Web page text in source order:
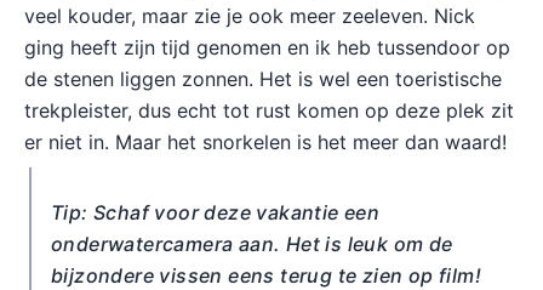
veel kouder, maar zie je ook meer zeeleven. Nick
ging heeft zijn tijd genomen en ik heb tussendoor op
de stenen liggen zonnen. Het is wel een toeristische
trekpleister, dus echt tot rust komen op deze plek zit
er niet in. Maar het snorkelen is het meer dan waard!
Tip: Schaf voor deze vakantie een
onderwatercamera aan. Het is leuk om de
bijzondere vissen eens terug te zien op film!